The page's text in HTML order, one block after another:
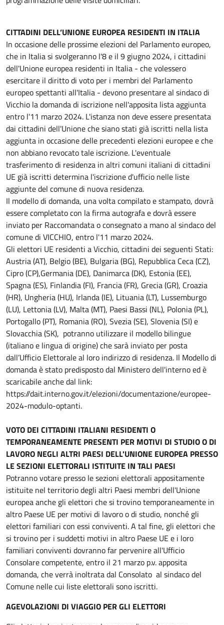
CITTADINI DELL’UNIONE EUROPEA RESIDENTI IN ITALIA
In occasione delle prossime elezioni del Parlamento europeo,
che in Italia si svolgeranno l'8 e il 9 giugno 2024, i cittadini
dell'Unione europea residenti in Italia - che volessero
esercitare il diritto di voto per i membri del Parlamento
europeo spettanti all'Italia - devono presentare al sindaco di
Vicchio la domanda di iscrizione nell'apposita lista aggiunta
entro l'11 marzo 2024. L'istanza non deve essere presentata
dai cittadini dell'Unione che siano stati già iscritti nella lista
aggiunta in occasione delle precedenti elezioni europee e che
non abbiano revocato tale iscrizione. L'eventuale
trasferimento di residenza in altri comuni italiani di cittadini
UE già iscritti determina l'iscrizione d'ufficio nelle liste
aggiunte del comune di nuova residenza.
Il modello di domanda, una volta compilato e stampato, dovrà
essere completato con la firma autografa e dovrà essere
inviato per Raccomandata o consegnato a mano al sindaco del
comune di VICCHIO, entro l'11 marzo 2024.
Gli elettori UE residenti a Vicchio, cittadini dei seguenti Stati:
Austria (AT), Belgio (BE), Bulgaria (BG), Repubblica Ceca (CZ),
Cipro (CP),Germania (DE), Danimarca (DK), Estonia (EE),
Spagna (ES), Finlandia (FI), Francia (FR), Grecia (GR), Croazia
(HR), Ungheria (HU), Irlanda (IE), Lituania (LT), Lussemburgo
(LU), Lettonia (LV), Malta (MT), Paesi Bassi (NL), Polonia (PL),
Portogallo (PT), Romania (RO), Svezia (SE), Slovenia (SI) e
Slovacchia (SK), potranno utilizzare il modello bilingue
(italiano e lingua di origine) che sarà inviato per posta
dall’Ufficio Elettorale al loro indirizzo di residenza. Il Modello di
domanda è stato predisposto dal Ministero dell'interno ed è
scaricabile anche dal link:
https://dait.interno.gov.it/elezioni/documentazione/europee-
2024-modulo-optanti.
VOTO DEI CITTADINI ITALIANI RESIDENTI O
TEMPORANEAMENTE PRESENTI PER MOTIVI DI STUDIO O DI
LAVORO NEGLI ALTRI PAESI DELL'UNIONE EUROPEA PRESSO
LE SEZIONI ELETTORALI ISTITUITE IN TALI PAESI
Potranno votare presso le sezioni elettorali appositamente
istituite nel territorio degli altri Paesi membri dell'Unione
europea anche gli elettori che si trovino temporaneamente in
altro Paese UE per motivi di lavoro o di studio, nonché gli
elettori familiari con essi conviventi. A tal fine, gli elettori che
si trovino per i suddetti motivi in altro Paese UE e i loro
familiari conviventi dovranno far pervenire all'Ufficio
Consolare competente, entro il 21 marzo p.v. apposita
domanda, che verrà inoltrata dal Consolato al sindaco del
Comune nelle cui liste elettorali sono iscritti.
AGEVOLAZIONI DI VIAGGIO PER GLI ELETTORI